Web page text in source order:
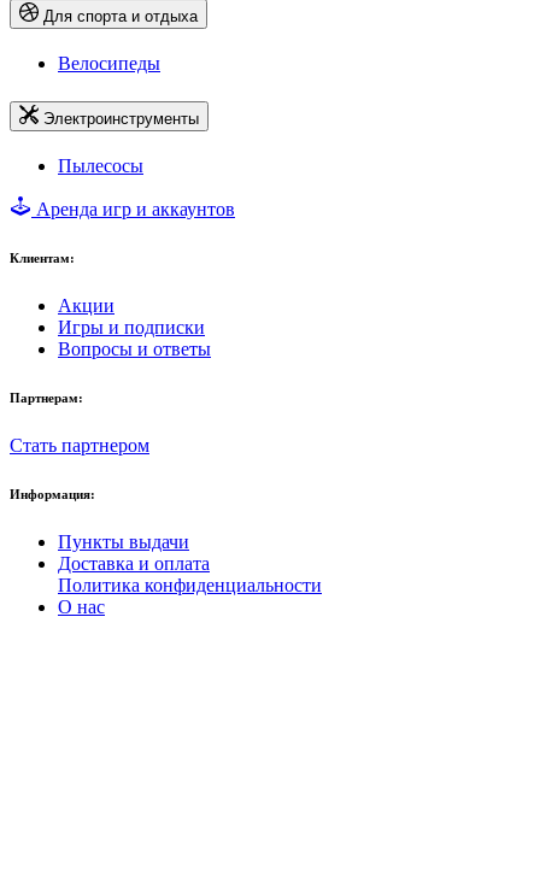
Для спорта и отдыха
Велосипеды
Электроинструменты
Пылесосы
Аренда игр и аккаунтов
Клиентам:
Акции
Игры и подписки
Вопросы и ответы
Партнерам:
Стать партнером
Информация:
Пункты выдачи
Доставка и оплата
Политика конфиденциальности
О нас